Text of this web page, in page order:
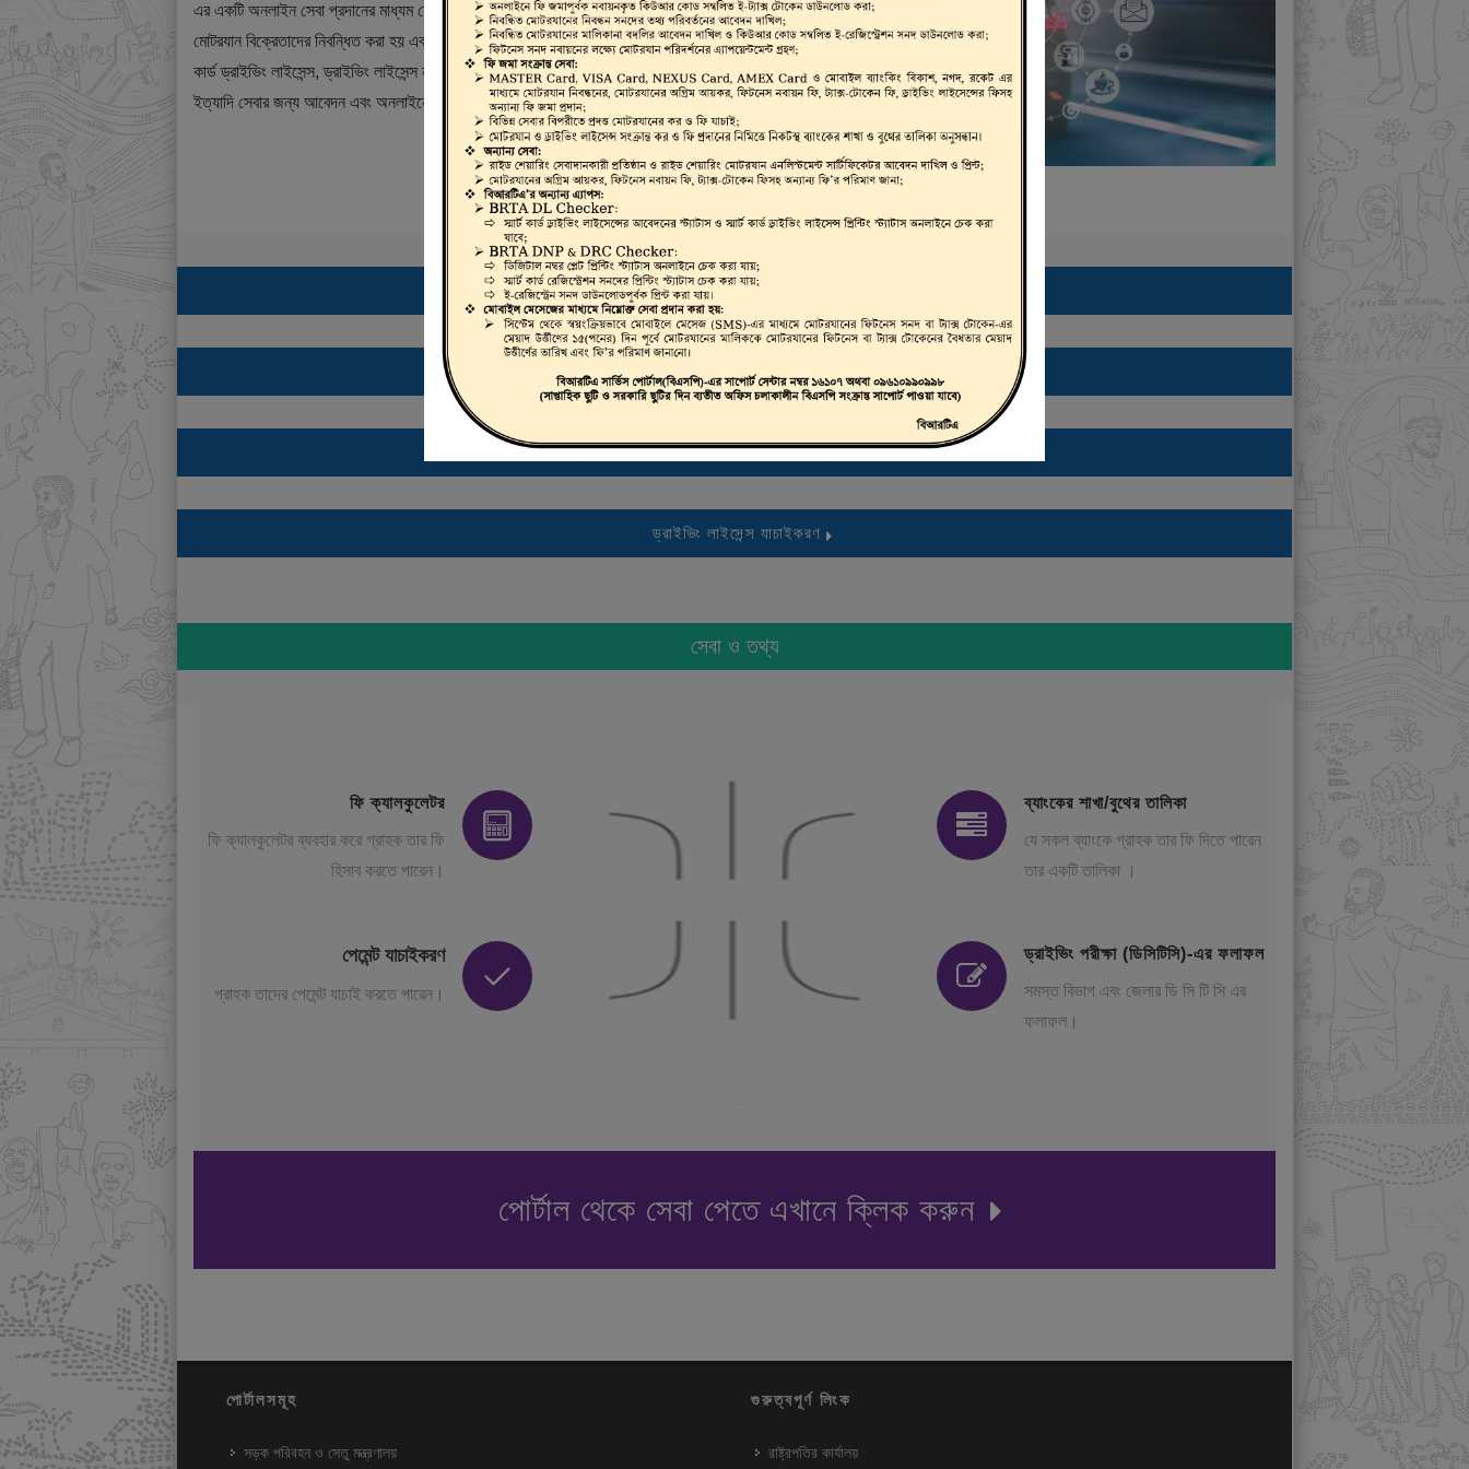
এর একটি অনলাইন সেবা প্রদানের মাধ্যম যেখানে ড্রাইভার, মোটরযান মালিক,
মোটরযান বিক্রেতাদের নিবন্ধিত করা হয় এবং শিক্ষানবিশ ড্রাইভিং লাইসেন্স, স্মার্ট
কার্ড ড্রাইভিং লাইসেন্স, ড্রাইভিং লাইসেন্স নবায়ন, ডুপ্লিকেট ড্রাইভিং লাইসেন্স
ইত্যাদি সেবার জন্য আবেদন এবং অনলাইনে ফি প্রদান করা যায়।
ট্রাস্টি বোর্ড সার্টিফিকেট ডাউনলোড করতে এখানে ক্লিক করুন
ই-ফিটনেস ফলাফল (VIC) দেখতে এখানে ক্লিক করুন
ই-ট্যাক্স টোকেন, ই-লাইসেন্স, ই-ফিটনেস ইত্যাদি যাচাইকরণ
ড্রাইভিং লাইসেন্স যাচাইকরণ
সেবা ও তথ্য
ফি ক্যালকুলেটর
ফি ক্যালকুলেটর ব্যবহার করে গ্রাহক তার ফি
হিসাব করতে পারেন।
পেমেন্ট যাচাইকরণ
গ্রাহক তাদের পেমেন্ট যাচাই করতে পারেন।
ব্যাংকের শাখা/বুথের তালিকা
যে সকল ব্যাংকে গ্রাহক তার ফি দিতে পারেন
তার একটি তালিকা ।
ড্রাইভিং পরীক্ষা (ডিসিটিসি)-এর ফলাফল
সমস্ত বিভাগ এবং জেলার ডি সি টি সি এর
ফলাফল।
পোর্টাল থেকে সেবা পেতে এখানে ক্লিক করুন
পোর্টালসমূহ
সড়ক পরিবহন ও সেতু মন্ত্রণালয়
গুরুত্বপূর্ণ লিংক
রাষ্ট্রপতির কার্যালয়